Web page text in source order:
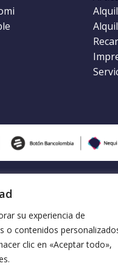
su experiencia de
o contenidos
clic en «Aceptar todo»,